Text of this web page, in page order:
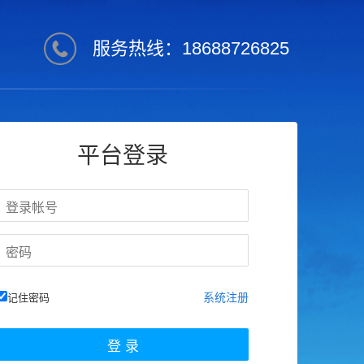
服务热线：18688726825
平台登录
记住密码 系统注册